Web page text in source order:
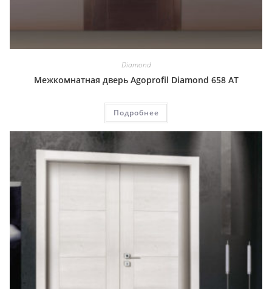
Diamond
Межкомнатная дверь Agoprofil Diamond 658 AT
Подробнее